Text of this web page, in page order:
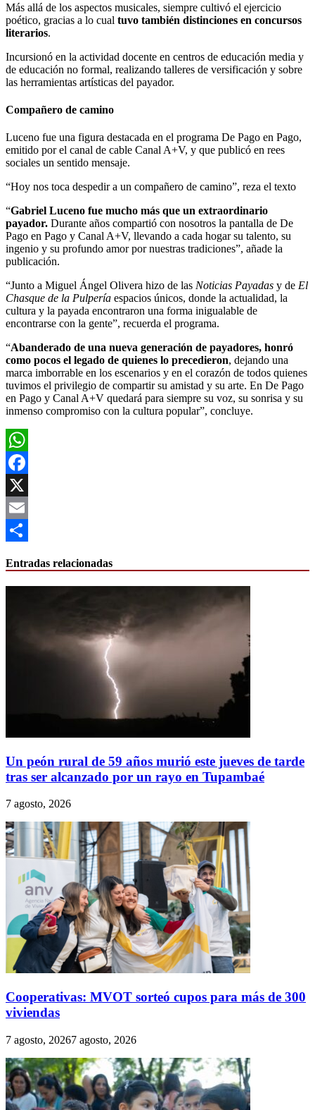
Más allá de los aspectos musicales, siempre cultivó el ejercicio
poético, gracias a lo cual tuvo también distinciones en concursos
literarios.
Incursionó en la actividad docente en centros de educación media y
de educación no formal, realizando talleres de versificación y sobre
las herramientas artísticas del payador.
Compañero de camino
Luceno fue una figura destacada en el programa De Pago en Pago,
emitido por el canal de cable Canal A+V, y que publicó en rees
sociales un sentido mensaje.
“Hoy nos toca despedir a un compañero de camino”, reza el texto
“Gabriel Luceno fue mucho más que un extraordinario
payador. Durante años compartió con nosotros la pantalla de De
Pago en Pago y Canal A+V, llevando a cada hogar su talento, su
ingenio y su profundo amor por nuestras tradiciones”, añade la
publicación.
“Junto a Miguel Ángel Olivera hizo de las Noticias Payadas y de El
Chasque de la Pulpería espacios únicos, donde la actualidad, la
cultura y la payada encontraron una forma inigualable de
encontrarse con la gente”, recuerda el programa.
“Abanderado de una nueva generación de payadores, honró
como pocos el legado de quienes lo precedieron, dejando una
marca imborrable en los escenarios y en el corazón de todos quienes
tuvimos el privilegio de compartir su amistad y su arte. En De Pago
en Pago y Canal A+V quedará para siempre su voz, su sonrisa y su
inmenso compromiso con la cultura popular”, concluye.
WhatsApp
Facebook
X
Email
Entradas relacionadas
Un peón rural de 59 años murió este jueves de tarde
tras ser alcanzado por un rayo en Tupambaé
7 agosto, 2026
Cooperativas: MVOT sorteó cupos para más de 300
viviendas
7 agosto, 20267 agosto, 2026